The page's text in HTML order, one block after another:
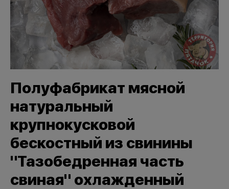
Полуфабрикат мясной
натуральный
крупнокусковой
бескостный из свинины
"Тазобедренная часть
свиная" охлажденный